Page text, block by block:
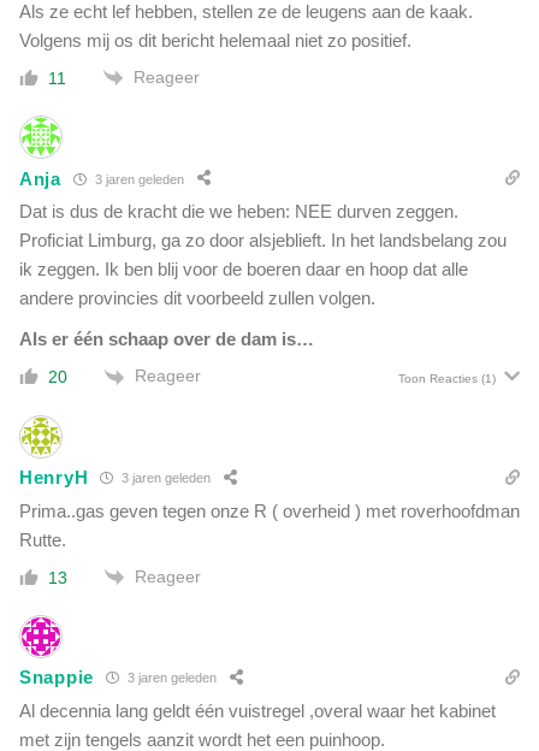
Als ze echt lef hebben, stellen ze de leugens aan de kaak.
Volgens mij os dit bericht helemaal niet zo positief.
11 Reageer
Anja 3 jaren geleden
Dat is dus de kracht die we heben: NEE durven zeggen.
Proficiat Limburg, ga zo door alsjeblieft. In het landsbelang zou
ik zeggen. Ik ben blij voor de boeren daar en hoop dat alle
andere provincies dit voorbeeld zullen volgen.
Als er één schaap over de dam is…
20 Reageer Toon Reacties (1)
HenryH 3 jaren geleden
Prima..gas geven tegen onze R ( overheid ) met roverhoofdman
Rutte.
13 Reageer
Snappie 3 jaren geleden
Al decennia lang geldt één vuistregel ,overal waar het kabinet
met zijn tengels aanzit wordt het een puinhoop.